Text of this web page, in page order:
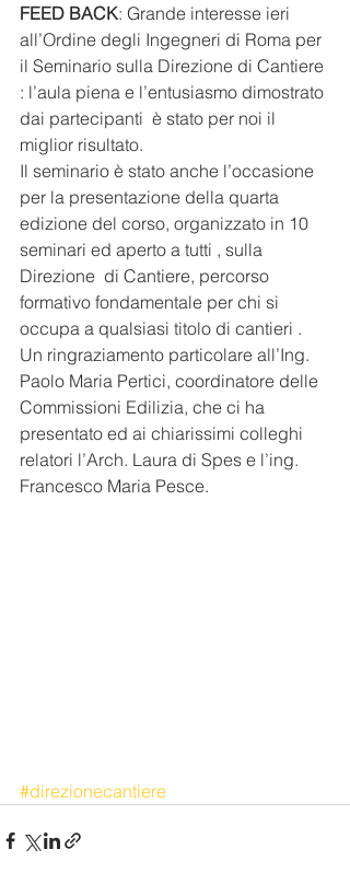
FEED BACK: Grande interesse ieri
all’Ordine degli Ingegneri di Roma per
il Seminario sulla Direzione di Cantiere
: l’aula piena e l’entusiasmo dimostrato
dai partecipanti  è stato per noi il
miglior risultato.
Il seminario è stato anche l’occasione
per la presentazione della quarta
edizione del corso, organizzato in 10
seminari ed aperto a tutti , sulla
Direzione  di Cantiere, percorso
formativo fondamentale per chi si
occupa a qualsiasi titolo di cantieri .
Un ringraziamento particolare all’Ing.
Paolo Maria Pertici, coordinatore delle
Commissioni Edilizia, che ci ha
presentato ed ai chiarissimi colleghi
relatori l’Arch. Laura di Spes e l’ing.
Francesco Maria Pesce.
#direzionecantiere